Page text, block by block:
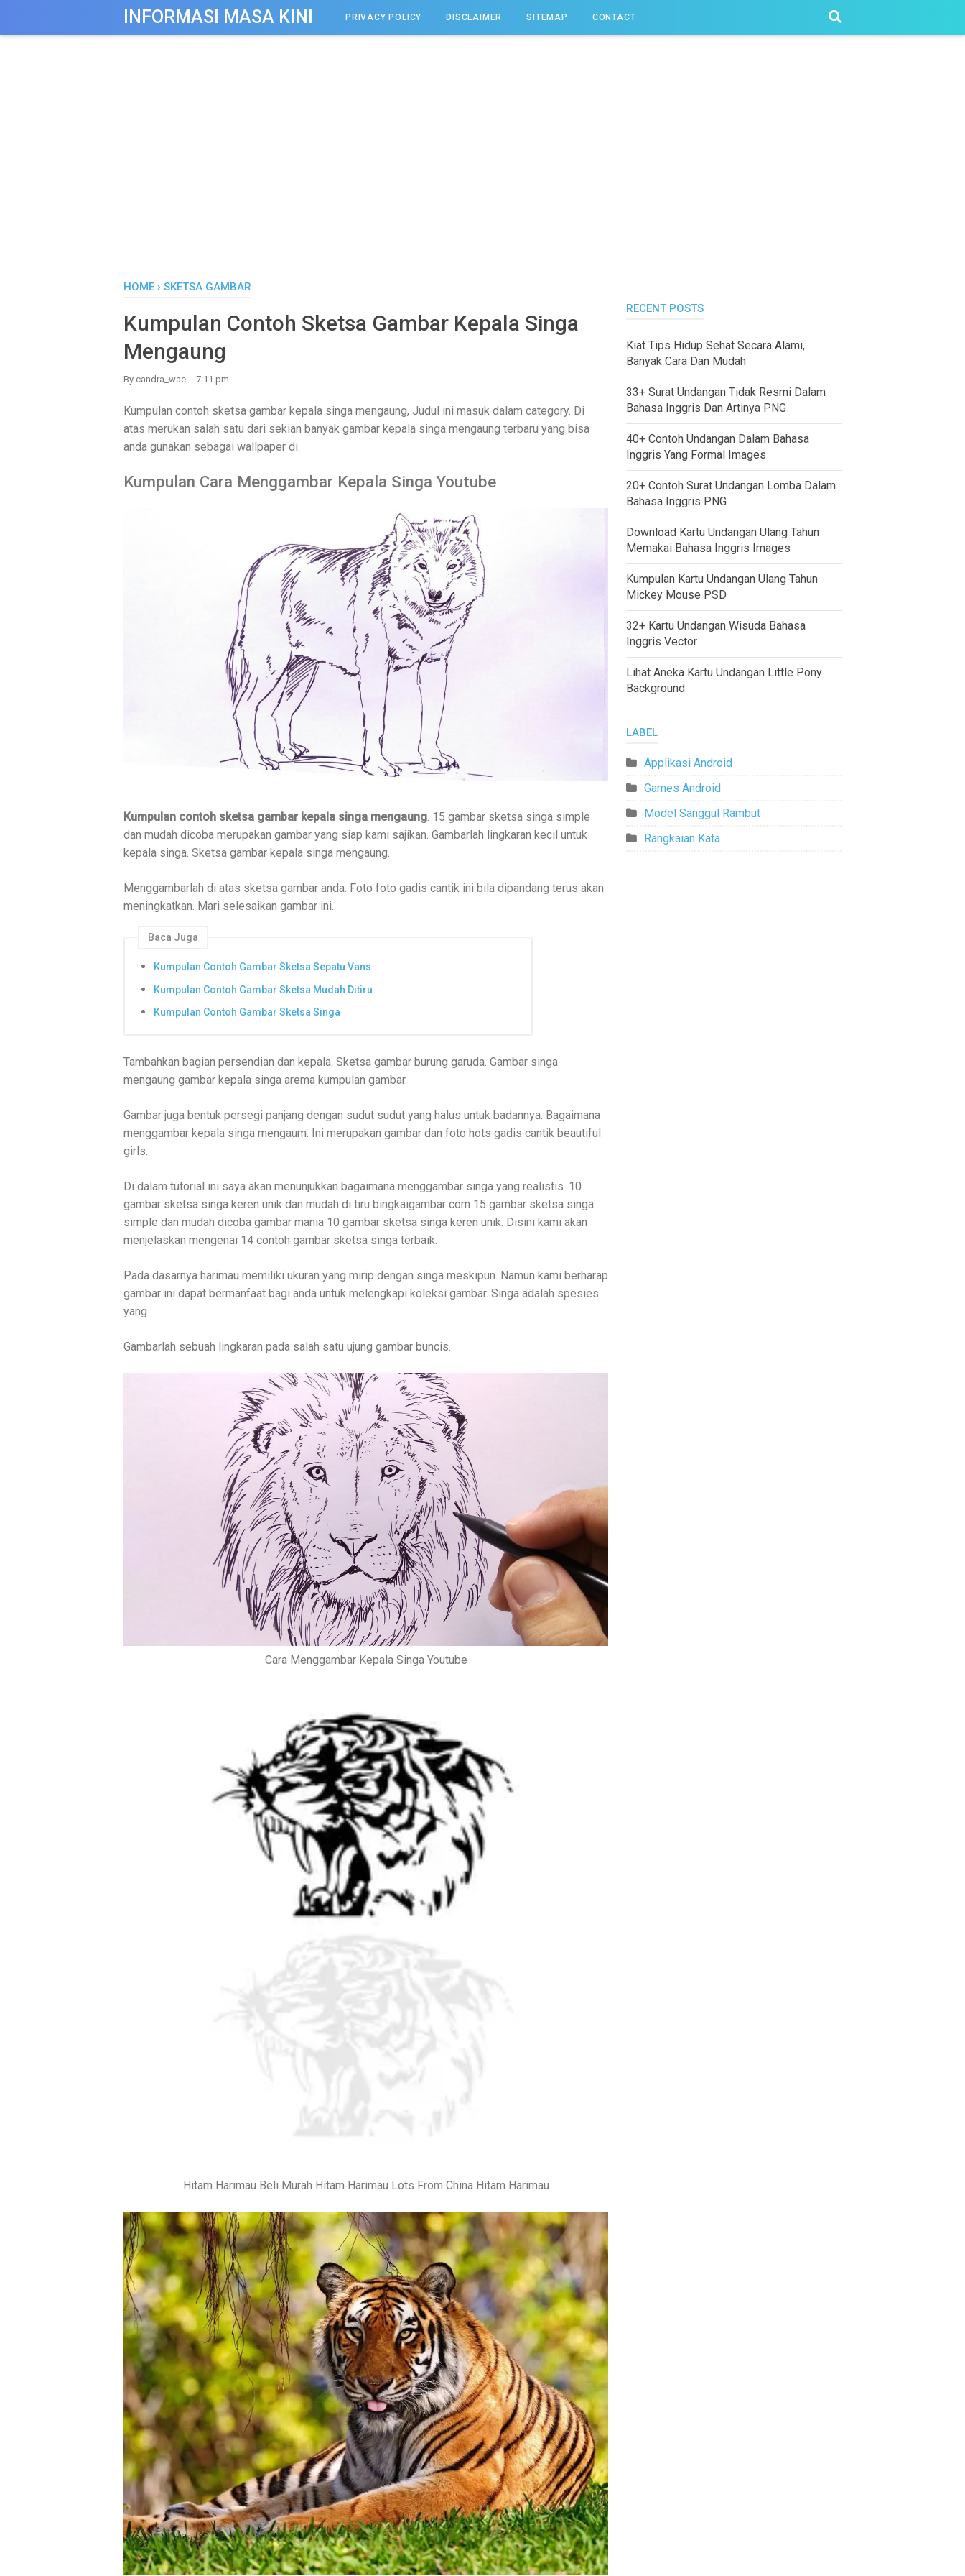
INFORMASI MASA KINI PRIVACY POLICY DISCLAIMER SITEMAP CONTACT
HOME › SKETSA GAMBAR
Kumpulan Contoh Sketsa Gambar Kepala Singa
Mengaung
By candra_wae 7:11 pm
Kumpulan contoh sketsa gambar kepala singa mengaung, Judul ini masuk dalam category. Di
atas merukan salah satu dari sekian banyak gambar kepala singa mengaung terbaru yang bisa
anda gunakan sebagai wallpaper di.
Kumpulan Cara Menggambar Kepala Singa Youtube
Kumpulan contoh sketsa gambar kepala singa mengaung . 15 gambar sketsa singa simple
dan mudah dicoba merupakan gambar yang siap kami sajikan. Gambarlah lingkaran kecil untuk
kepala singa. Sketsa gambar kepala singa mengaung.
Menggambarlah di atas sketsa gambar anda. Foto foto gadis cantik ini bila dipandang terus akan
meningkatkan. Mari selesaikan gambar ini.
Baca Juga
Kumpulan Contoh Gambar Sketsa Sepatu Vans
Kumpulan Contoh Gambar Sketsa Mudah Ditiru
Kumpulan Contoh Gambar Sketsa Singa
Tambahkan bagian persendian dan kepala. Sketsa gambar burung garuda. Gambar singa
mengaung gambar kepala singa arema kumpulan gambar.
Gambar juga bentuk persegi panjang dengan sudut sudut yang halus untuk badannya. Bagaimana
menggambar kepala singa mengaum. Ini merupakan gambar dan foto hots gadis cantik beautiful
girls.
Di dalam tutorial ini saya akan menunjukkan bagaimana menggambar singa yang realistis. 10
gambar sketsa singa keren unik dan mudah di tiru bingkaigambar com 15 gambar sketsa singa
simple dan mudah dicoba gambar mania 10 gambar sketsa singa keren unik. Disini kami akan
menjelaskan mengenai 14 contoh gambar sketsa singa terbaik.
Pada dasarnya harimau memiliki ukuran yang mirip dengan singa meskipun. Namun kami berharap
gambar ini dapat bermanfaat bagi anda untuk melengkapi koleksi gambar. Singa adalah spesies
yang.
Gambarlah sebuah lingkaran pada salah satu ujung gambar buncis.
Cara Menggambar Kepala Singa Youtube
Hitam Harimau Beli Murah Hitam Harimau Lots From China Hitam Harimau
RECENT POSTS
Kiat Tips Hidup Sehat Secara Alami,
Banyak Cara Dan Mudah
33+ Surat Undangan Tidak Resmi Dalam
Bahasa Inggris Dan Artinya PNG
40+ Contoh Undangan Dalam Bahasa
Inggris Yang Formal Images
20+ Contoh Surat Undangan Lomba Dalam
Bahasa Inggris PNG
Download Kartu Undangan Ulang Tahun
Memakai Bahasa Inggris Images
Kumpulan Kartu Undangan Ulang Tahun
Mickey Mouse PSD
32+ Kartu Undangan Wisuda Bahasa
Inggris Vector
Lihat Aneka Kartu Undangan Little Pony
Background
LABEL
Applikasi Android
Games Android
Model Sanggul Rambut
Rangkaian Kata